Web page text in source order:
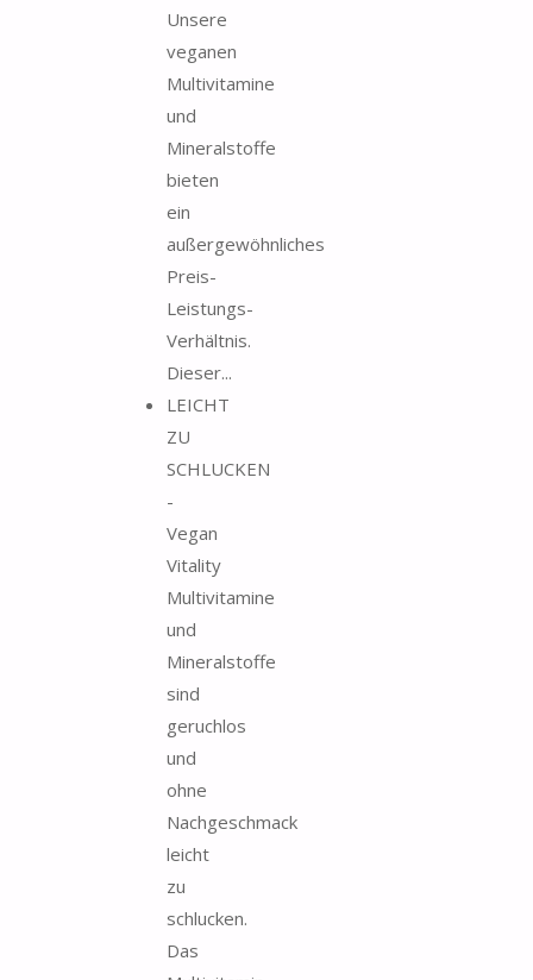
Unsere
veganen
Multivitamine
und
Mineralstoffe
bieten
ein
außergewöhnliches
Preis-
Leistungs-
Verhältnis.
Dieser...
LEICHT
ZU
SCHLUCKEN
-
Vegan
Vitality
Multivitamine
und
Mineralstoffe
sind
geruchlos
und
ohne
Nachgeschmack
leicht
zu
schlucken.
Das